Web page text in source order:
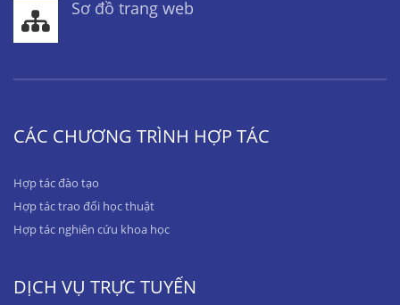
Sơ đồ trang web
CÁC CHƯƠNG TRÌNH HỢP TÁC
Hợp tác đào tạo
Hợp tác trao đổi học thuật
Hợp tác nghiên cứu khoa học
DỊCH VỤ TRỰC TUYẾN